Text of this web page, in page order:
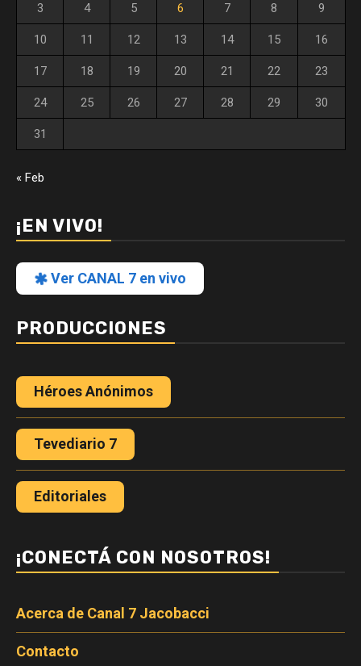
3 4 5 6 7 8 9
10 11 12 13 14 15 16
17 18 19 20 21 22 23
24 25 26 27 28 29 30
31
« Feb
¡EN VIVO!
Ver CANAL 7 en vivo
PRODUCCIONES
Héroes Anónimos
Tevediario 7
Editoriales
¡CONECTÁ CON NOSOTROS!
Acerca de Canal 7 Jacobacci
Contacto